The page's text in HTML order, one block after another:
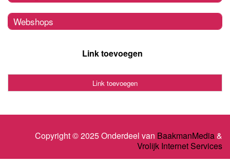
Webshops
Link toevoegen
Link toevoegen
Copyright © 2025 Onderdeel van BaakmanMedia&
Vrolijk Internet Services